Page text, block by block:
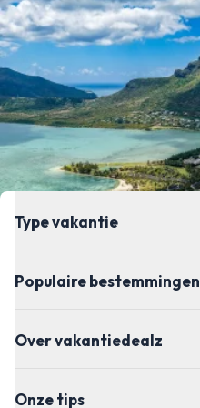
Type vakantie
Populaire bestemmingen
Over vakantiedealz
Onze tips